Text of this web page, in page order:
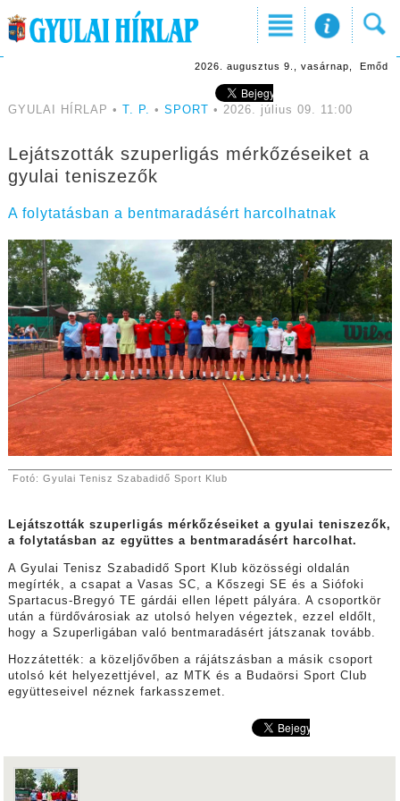
2026. augusztus 9., vasárnap, Emőd
GYULAI HÍRLAP • T. P. • SPORT • 2026. július 09. 11:00
Lejátszották szuperligás mérkőzéseiket a
gyulai teniszezők
A folytatásban a bentmaradásért harcolhatnak
Fotó: Gyulai Tenisz Szabadidő Sport Klub
Lejátszották szuperligás mérkőzéseiket a gyulai teniszezők,
a folytatásban az együttes a bentmaradásért harcolhat.
A Gyulai Tenisz Szabadidő Sport Klub közösségi oldalán
megírték, a csapat a Vasas SC, a Kőszegi SE és a Siófoki
Spartacus-Bregyó TE gárdái ellen lépett pályára. A csoportkör
után a fürdővárosiak az utolsó helyen végeztek, ezzel eldőlt,
hogy a Szuperligában való bentmaradásért játszanak tovább.
Hozzátették: a közeljővőben a rájátszásban a másik csoport
utolsó két helyezettjével, az MTK és a Budaörsi Sport Club
együtteseivel néznek farkasszemet.